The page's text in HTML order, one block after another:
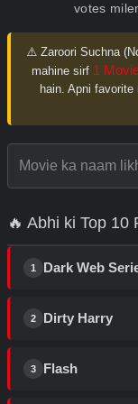
votes
⚠️ Zaroori Suchna
mahine sirf 1
hain. Apni
🔥 Abhi ki Top 10
1 Dark Web
2 Dirty Harry
3 Flash